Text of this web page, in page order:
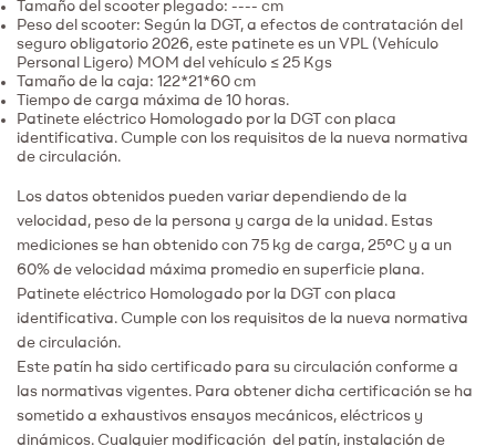
Tamaño del scooter plegado: ---- cm
Peso del scooter: Según la DGT, a efectos de contratación del
seguro obligatorio 2026, este patinete es un VPL (Vehículo
Personal Ligero) MOM del vehículo ≤ 25 Kgs
Tamaño de la caja: 122*21*60 cm
Tiempo de carga máxima de 10 horas.
Patinete eléctrico Homologado por la DGT con placa
identificativa. Cumple con los requisitos de la nueva normativa
de circulación.
Los datos obtenidos pueden variar dependiendo de la
velocidad, peso de la persona y carga de la unidad. Estas
mediciones se han obtenido con 75 kg de carga, 25ºC y a un
60% de velocidad máxima promedio en superficie plana.
Patinete eléctrico Homologado por la DGT con placa
identificativa. Cumple con los requisitos de la nueva normativa
de circulación.
Este patín ha sido certificado para su circulación conforme a
las normativas vigentes. Para obtener dicha certificación se ha
sometido a exhaustivos ensayos mecánicos, eléctricos y
dinámicos. Cualquier modificación del patín, instalación de